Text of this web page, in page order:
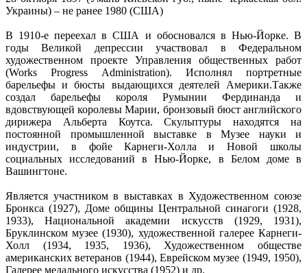
Украины) – не ранее 1980 (США)
В 1910-е переехал в США и обосновался в Нью-Йорке. В
годы Великой депрессии участвовал в Федеральном
художественном проекте Управления общественных работ
(Works Progress Administration). Исполнял портретные
барельефы и бюсты выдающихся деятелей Америки.Также
создал барельефы короля Румынии Фердинанда и
вдовствующей королевы Марии, бронзовый бюст английского
дирижера Альберта Коутса. Скульптуры находятся на
постоянной промышленной выставке в Музее науки и
индустрии, в фойе Карнеги-Холла и Новой школы
социальных исследований в Нью-Йорке, в Белом доме в
Вашингтоне.
Является участником в выставках в Художественном союзе
Бронкса (1927), Доме общины Центральной синагоги (1928,
1933), Национальной академии искусств (1929, 1931),
Бруклинском музее (1930), художественной галерее Карнеги-
Холл (1934, 1935, 1936), Художественном обществе
американских ветеранов (1944), Еврейском музее (1949, 1950),
Галерее медального искусства (1952) и др.